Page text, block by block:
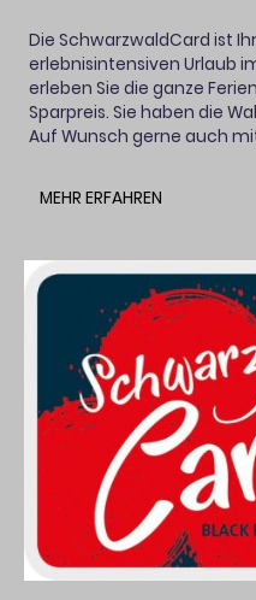
Die SchwarzwaldCard ist
erlebnisintensiven Urlaub
erleben Sie die ganze
Sparpreis. Sie haben die
Auf Wunsch gerne auch
MEHR ERFAHREN